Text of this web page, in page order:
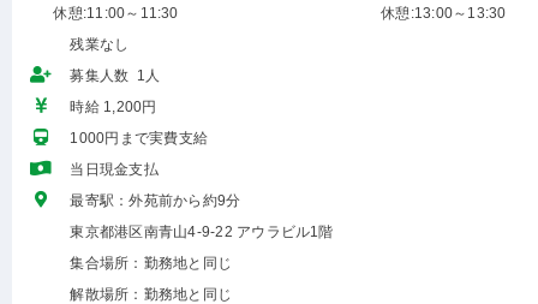
休憩:11:00～11:30
休憩:13:00～13:30
残業なし
募集人数 1人
時給 1,200円
1000円まで実費支給
当日現金支払
最寄駅：外苑前から約9分
東京都港区南青山4-9-22 アウラビル1階
集合場所：勤務地と同じ
解散場所：勤務地と同じ